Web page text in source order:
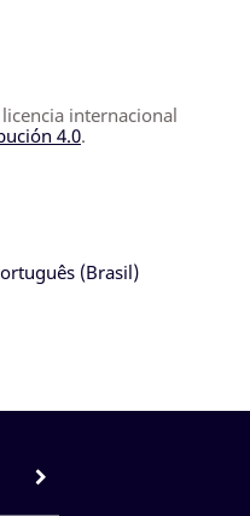
internacional
4.0.
(Brasil)